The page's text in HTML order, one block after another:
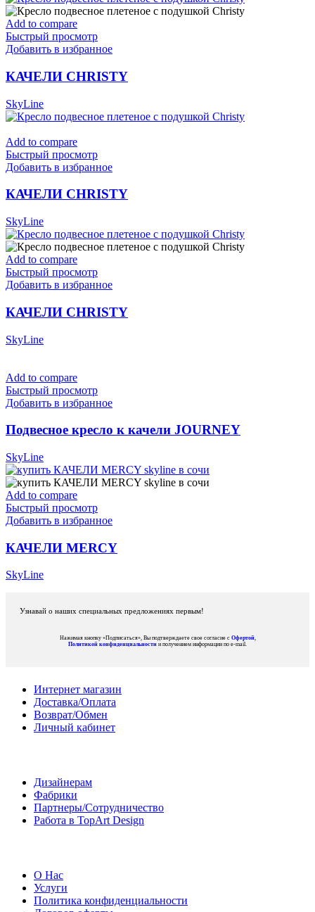
Add to compare
Быстрый просмотр
Добавить в избранное
КАЧЕЛИ CHRISTY
SkyLine
Add to compare
Быстрый просмотр
Добавить в избранное
КАЧЕЛИ CHRISTY
SkyLine
Add to compare
Быстрый просмотр
Добавить в избранное
КАЧЕЛИ CHRISTY
SkyLine
Add to compare
Быстрый просмотр
Добавить в избранное
Подвесное кресло к качели JOURNEY
SkyLine
Add to compare
Быстрый просмотр
Добавить в избранное
КАЧЕЛИ MERCY
SkyLine
Узнавай о наших специальных предложениях первым!
Нажимая кнопку «Подписаться», Вы подтверждаете свое согласие с Офертой,
Политикой конфиденциальности и получением информации по e-mail.
Интернет магазин
Доставка/Оплата
Возврат/Обмен
Личный кабинет
Дизайнерам
Фабрики
Партнеры/Сотрудничество
Работа в TopArt Design
О Нас
Услуги
Политика конфиденциальности